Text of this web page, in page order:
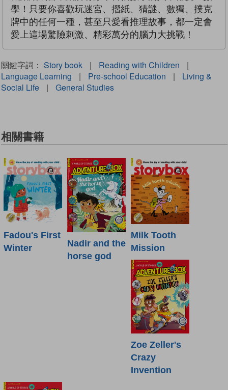
學！只要你喜歡玩迷宮、摺紙、猜謎、數獨、撲克
牌中的任何一種，甚至只愛看推理故事，都一定會
愛上這場驚險刺激、精彩萬分的腦力大挑戰！
關鍵字詞： Story book | Reading with Children
|
Language Learning
| Pre-school Education |
Living &
Social Life
| General Studies
相關書籍
Fadou's First
Winter
Nadir and the
horse god
Milk Tooth
Mission
Zoe Zeller's
Crazy
Invention